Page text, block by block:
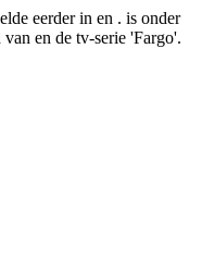
eerder in en . is onder
van en de tv-serie 'Fargo'.